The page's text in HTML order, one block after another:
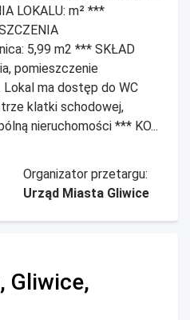
LOKALU: m² ***
5,99 m2 *** SKŁAD
pomieszczenie
ma dostęp do WC
klatki schodowej,
nieruchomości *** KO...
Organizator przetargu:
Urząd Miasta Gliwice
Gliwice,